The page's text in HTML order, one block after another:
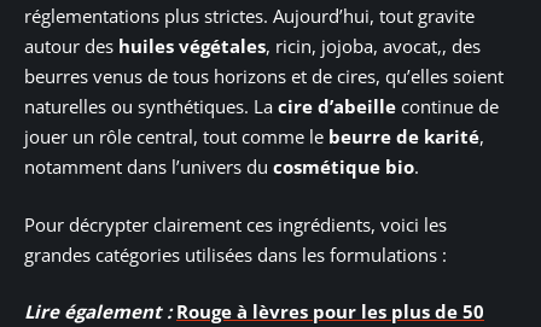
réglementations plus strictes. Aujourd’hui, tout gravite
autour des huiles végétales, ricin, jojoba, avocat,, des
beurres venus de tous horizons et de cires, qu’elles soient
naturelles ou synthétiques. La cire d’abeille continue de
jouer un rôle central, tout comme le beurre de karité,
notamment dans l’univers du cosmétique bio.
Pour décrypter clairement ces ingrédients, voici les
grandes catégories utilisées dans les formulations :
Lire également : Rouge à lèvres pour les plus de 50